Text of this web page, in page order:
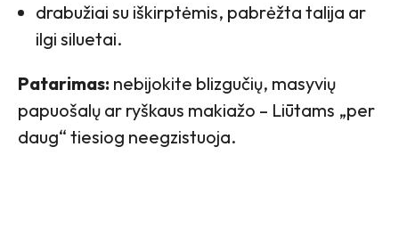
drabužiai su iškirptėmis, pabrėžta talija ar
ilgi siluetai.
Patarimas: nebijokite blizgučių, masyvių
papuošalų ar ryškaus makiažo – Liūtams „per
daug“ tiesiog neegzistuoja.